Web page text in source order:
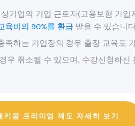
기업의 기업 근로자(고용보험 가입
육비의 90%를 환급 받을 수 있습니
족하는 기업장의 경우 출장 교육도
우 취소될 수 있으며, 수강신청하신
키움 프리미엄 제도 자세히 보기